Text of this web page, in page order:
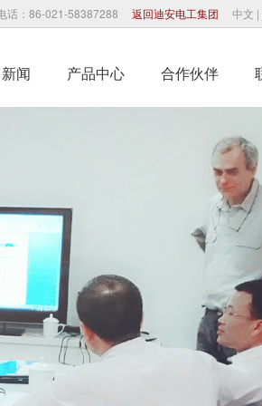
中文 |
返回迪安电工集团
话：86-021-58387288
闻 产品中心 合作伙伴